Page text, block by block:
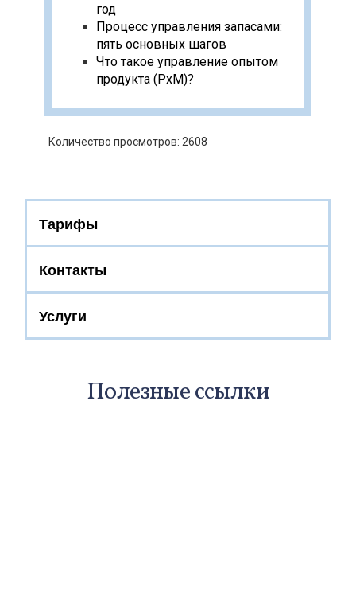
год
Процесс управления запасами:
пять основных шагов
Что такое управление опытом
продукта (PxM)?
Количество просмотров: 2608
Тарифы
Контакты
Услуги
Полезные ссылки